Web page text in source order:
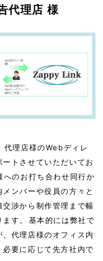
代理店 様
代理店様のWebディレ
トさせていただいてお
へのお打ち合わせ同行か
ンバーや役員の方々と
渉から制作管理まで幅
す。 基本的には弊社で
代理店様のオフィス内
要に応じて先方社内で